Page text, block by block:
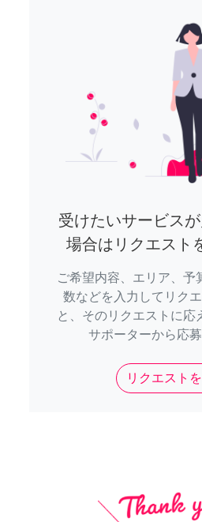
受けたいサービス
場合はリクエスト
ご希望内容、エリア、予
数などを入力してリク
と、そのリクエストに応
サポーターから応募
リクエスト